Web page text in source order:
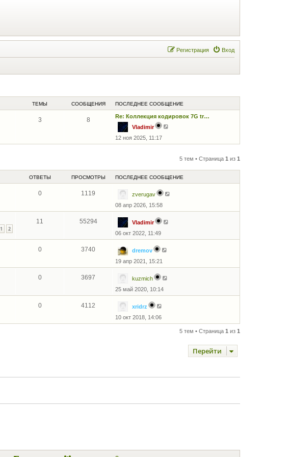
Вход
Регистрация
ТЕМЫ СООБЩЕНИЯ ПОСЛЕДНЕЕ СООБЩЕНИЕ
3 8
Re: Коллекция кодировок 7G tr…
Vladimir
е
к
п
о
л
н
е
12 ноя 2025, 11:17
5 тем • Страница 1 из 1
ОТВЕТЫ ПРОСМОТРЫ ПОСЛЕДНЕЕ СООБЩЕНИЕ
0 1119
zverugav
08 апр 2026, 15:58
1 2
11 55294
Vladimir
06 окт 2022, 11:49
0 3740
dremov
19 апр 2021, 15:21
0 3697
kuzmich
25 май 2020, 10:14
0 4112
xridrz
10 окт 2018, 14:06
5 тем • Страница 1 из 1
Перейти